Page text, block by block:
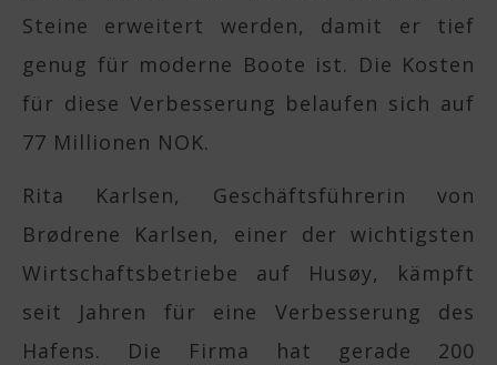
Steine erweitert werden, damit er tief
genug für moderne Boote ist. Die Kosten
für diese Verbesserung belaufen sich auf
77 Millionen NOK.
Rita Karlsen, Geschäftsführerin von
Brødrene Karlsen, einer der wichtigsten
Wirtschaftsbetriebe auf Husøy, kämpft
seit Jahren für eine Verbesserung des
Hafens. Die Firma hat gerade 200